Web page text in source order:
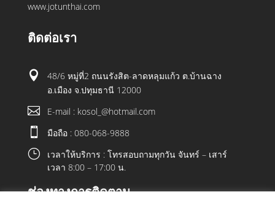
www.jotunthai.com
ติดต่อเรา

48/6 หมู่ที่2 ถนนรังสิต-ลาดหลุมแก้ว ต.บ้านฉาง
อ.เมือง จ.ปทุมธานี 12000
 E-mail : kosol_@hotmail.com
 มือถือ : 080-068-9888
}
เวลาให้บริการ : โทรสอบถามทุกวัน จันทร์ – เสาร์
เวลา 8:00 – 17:00 น.
ช่องทางการติดตาม